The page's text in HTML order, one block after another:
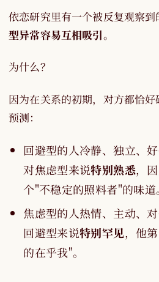
依恋研究里有一个被反复观察
型异常容易互相吸引。
为什么？
因为在关系的初期，对方都恰
预测：
回避型的人冷静、独立、
对焦虑型来说特别熟悉，
个"不稳定的照料者"的味道。
焦虑型的人热情、主动、
回避型来说特别罕见，他
的在乎我"。